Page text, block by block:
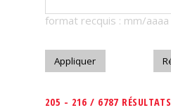
Télécharger
format recquis : mm/aaaa
205 - 216 / 6787 RÉSULTATS